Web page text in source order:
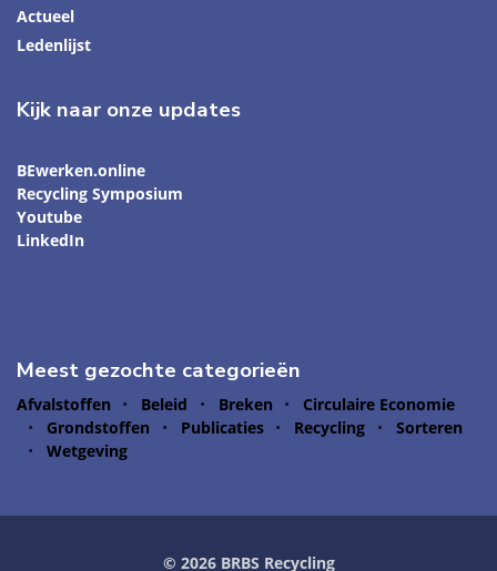
Actueel
Ledenlijst
Kijk naar onze updates
BEwerken.online
Recycling Symposium
Youtube
LinkedIn
Meest gezochte categorieën
Afvalstoffen Beleid Breken
Circulaire Economie
Grondstoffen
Publicaties Recycling
Sorteren
Wetgeving
© 2026 BRBS Recycling